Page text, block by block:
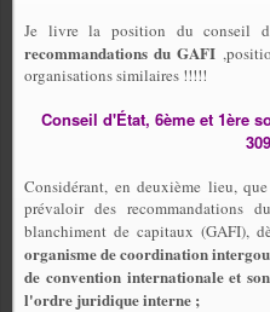
Je livre la position du conseil
recommandations du GAFI
organisations similaires !!!!!
Conseil d'État, 6ème et 1ère
Considérant, en deuxième lieu,
prévaloir des recommandations
blanchiment de capitaux (GAFI),
organisme de coordination
de convention internationale et
l'ordre juridique interne ;